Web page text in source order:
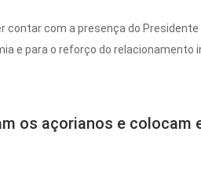
com a presença do
e para o reforço do relacionamento
os açorianos e colocam